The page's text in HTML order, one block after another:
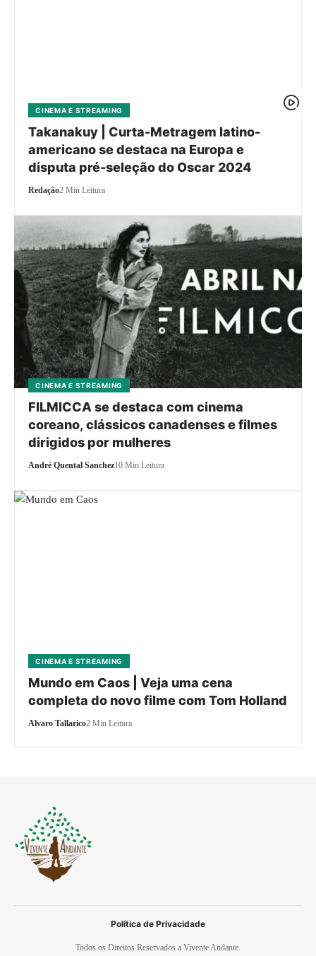
CINEMA E STREAMING
Takanakuy | Curta-Metragem latino-
americano se destaca na Europa e
disputa pré-seleção do Oscar 2024
Redação2 Min Leitura
CINEMA E STREAMING
FILMICCA se destaca com cinema
coreano, clássicos canadenses e filmes
dirigidos por mulheres
André Quental Sanchez10 Min Leitura
CINEMA E STREAMING
Mundo em Caos | Veja uma cena
completa do novo filme com Tom Holland
Alvaro Tallarico2 Min Leitura
Todos os Direitos Reservados a Vivente Andante.
Política de Privacidade